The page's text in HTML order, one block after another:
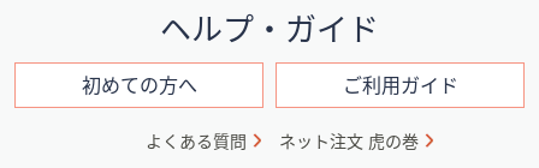
ン
ヘルプ・ガイド
初めての方へ ご利用ガイド
よくある質問 ネット注文 虎の巻